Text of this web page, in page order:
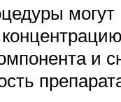
могут
и